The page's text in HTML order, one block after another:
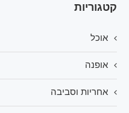
קטגוריות
אוכל
אופנה
אחריות וסביבה